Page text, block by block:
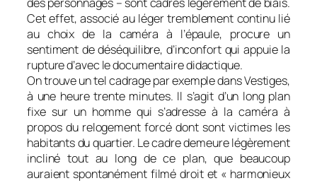
des personnages – sont cadrés légèrement de biais.
Cet effet, associé au léger tremblement continu lié
au choix de la caméra à l’épaule, procure un
sentiment de déséquilibre, d’inconfort qui appuie la
rupture d’avec le documentaire didactique.
On trouve un tel cadrage par exemple dansVestiges,
à une heure trente minutes. Il s’agit d’un long plan
fixe sur un homme qui s’adresse à la caméra à
propos du relogement forcé dont sont victimes les
habitants du quartier. Le cadre demeure légèrement
incliné tout au long de ce plan, que beaucoup
auraient spontanément filmé droit et « harmonieux